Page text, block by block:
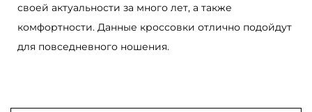
в
своей актуальности за много лет, а также
комфортности. Данные кроссовки отлично подойдут
для повседневного ношения.